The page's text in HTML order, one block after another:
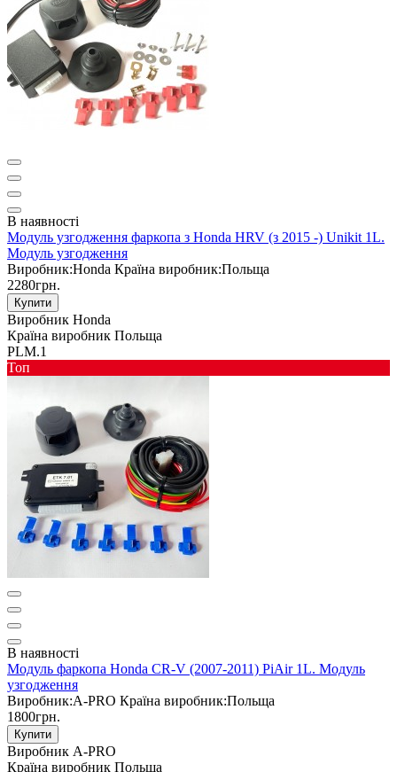
В наявності
Модуль узгодження фаркопа з Honda HRV (з 2015 -) Unikit 1L.
Модуль узгодження
Виробник:Honda Країна виробник:Польща
2280грн.
Купити
Виробник Honda
Країна виробник Польща
PLM.1
Toп
В наявності
Модуль фаркопа Honda CR-V (2007-2011) PiAir 1L. Модуль
узгодження
Виробник:A-PRO Країна виробник:Польща
1800грн.
Купити
Виробник A-PRO
Країна виробник Польща